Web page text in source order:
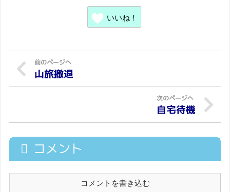
いいね！
山旅撤退
自宅待機
コメント
コメントを書き込む